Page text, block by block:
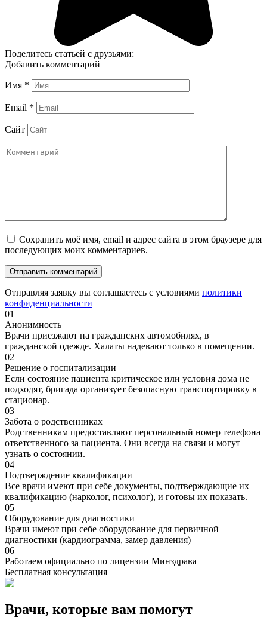
Поделитесь статьей с друзьями:
Добавить комментарий
Имя *
Email *
Сайт
Сохранить моё имя, email и адрес сайта в этом браузере для
последующих моих комментариев.
Отправляя заявку вы соглашаетесь с условиями политики
конфиденциальности
01
Анонимность
Врачи приезжают на гражданских автомобилях, в
гражданской одежде. Халаты надевают только в помещении.
02
Решение о госпитализации
Если состояние пациента критическое или условия дома не
подходят, бригада организует безопасную транспортировку в
стационар.
03
Забота о родственниках
Родственникам предоставляют персональный номер телефона
ответственного за пациента. Они всегда на связи и могут
узнать о состоянии.
04
Подтверждение квалификации
Все врачи имеют при себе документы, подтверждающие их
квалификацию (нарколог, психолог), и готовы их показать.
05
Оборудование для диагностики
Врачи имеют при себе оборудование для первичной
диагностики (кардиограмма, замер давления)
06
Работаем официально по лицензии Минздрава
Бесплатная консультация
Врачи, которые вам помогут